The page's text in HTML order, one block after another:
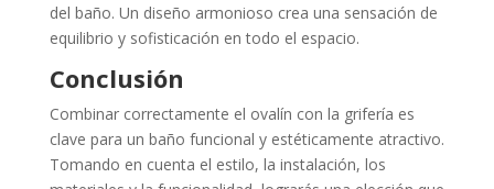
del baño. Un diseño armonioso crea una sensación de
equilibrio y sofisticación en todo el espacio.
Conclusión
Combinar correctamente el ovalín con la grifería es
clave para un baño funcional y estéticamente atractivo.
Tomando en cuenta el estilo, la instalación, los